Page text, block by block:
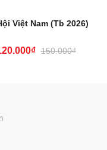
Việt Nam (Tb 2026)
150.000₫